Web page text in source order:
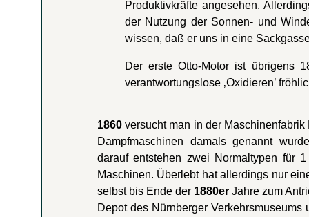
Produktivkräfte angesehen.
der Nutzung der Sonnen- und
wissen, daß er uns in eine
Der erste Otto-Motor ist übrigens
verantwortungslose ‚Oxidieren’
1860 versucht man in der
Dampfmaschinen damals genannt
darauf entstehen zwei Normaltypen für
Maschinen. Überlebt hat allerdings nur
selbst bis Ende der 1880er Jahre zum
Depot des Nürnberger